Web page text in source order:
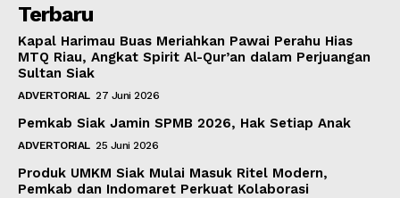
Terbaru
Kapal Harimau Buas Meriahkan Pawai Perahu Hias
MTQ Riau, Angkat Spirit Al-Qur’an dalam Perjuangan
Sultan Siak
ADVERTORIAL 27 Juni 2026
Pemkab Siak Jamin SPMB 2026, Hak Setiap Anak
ADVERTORIAL 25 Juni 2026
Produk UMKM Siak Mulai Masuk Ritel Modern,
Pemkab dan Indomaret Perkuat Kolaborasi